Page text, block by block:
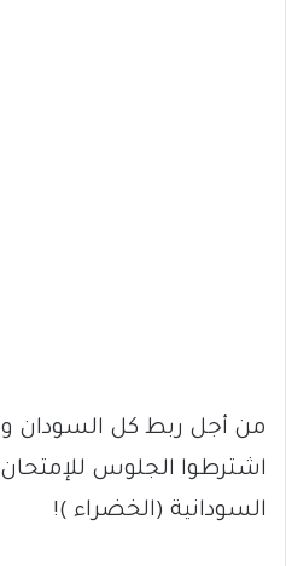
من أجل ربط كل السودان
اشترطوا الجلوس
السودانية (الخضراء )!